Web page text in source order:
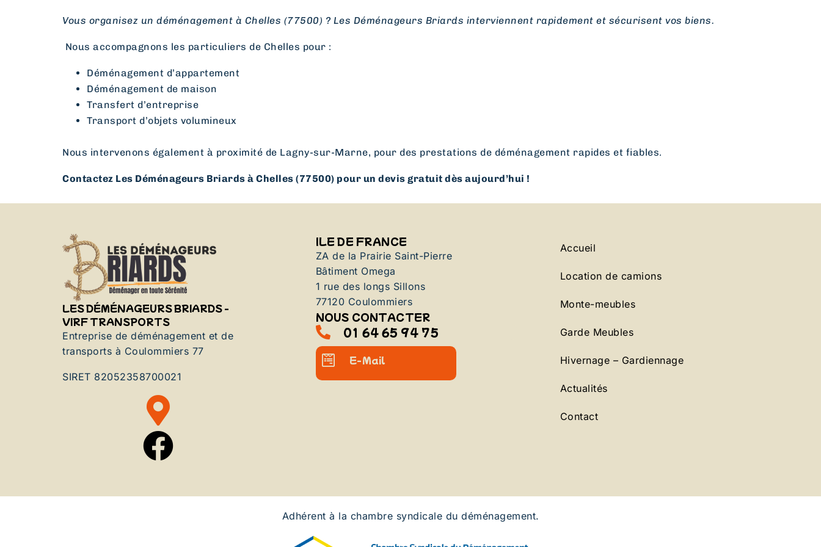
Vous organisez un déménagement à Chelles (77500) ? Les Déménageurs Briards interviennent rapidement et sécurisent vos biens.
Nous accompagnons les particuliers de Chelles pour :
Déménagement d’appartement
Déménagement de maison
Transfert d’entreprise
Transport d’objets volumineux
Nous intervenons également à proximité de Lagny-sur-Marne, pour des prestations de déménagement rapides et fiables.
Contactez Les Déménageurs Briards à Chelles (77500) pour un devis gratuit dès aujourd’hui !
LES DÉMÉNAGEURS BRIARDS -
VIRF TRANSPORTS
Entreprise de déménagement et de
transports à Coulommiers 77
SIRET 82052358700021
ILE DE FRANCE
ZA de la Prairie Saint-Pierre
Bâtiment Omega
1 rue des longs Sillons
77120 Coulommiers
NOUS CONTACTER
01 64 65 94 75
E-Mail
Accueil
Location de camions
Monte-meubles
Garde Meubles
Hivernage – Gardiennage
Actualités
Contact
Adhérent à la chambre syndicale du déménagement.